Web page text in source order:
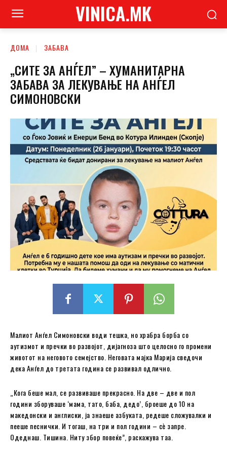
VINICA.MK
ДОМА ЗАБАВА
„СИТЕ ЗА АНЃЕЛ” – ХУМАНИТАРНА
ЗАБАВА ЗА ЛЕКУВАЊЕ НА АНЃЕЛ
СИМОНОВСКИ
Малиот Анѓел Симоновски води тешка, но храбра борба со
аутизмот и пречки во развојот, дијагноза што целосно го промени
животот на неговото семејство. Неговата мајка Марија сведочи
дека Анѓел до третата година се развивал одлично.
„Кога беше мал, се развиваше прекрасно. На две – две и пол
години зборуваше ‘мама, тато, баба, дедо’, броеше до 10 на
македонски и англиски, ја знаеше азбуката, редеше сложувалки и
пееше песнички. И тогаш, на три и пол години – сè запре.
Одеднаш. Тишина. Ниту збор повеќе”, раскажува таа.